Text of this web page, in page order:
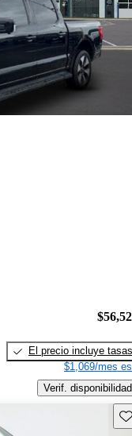
El precio incluye tasas
$1,069/mes
Verif. disponibilidad